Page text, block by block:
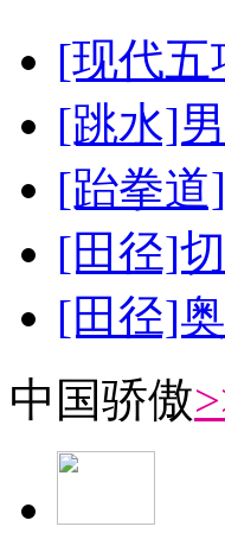
[现代五
[跳水]
[跆拳道
[田径]
[田径]
中国骄傲